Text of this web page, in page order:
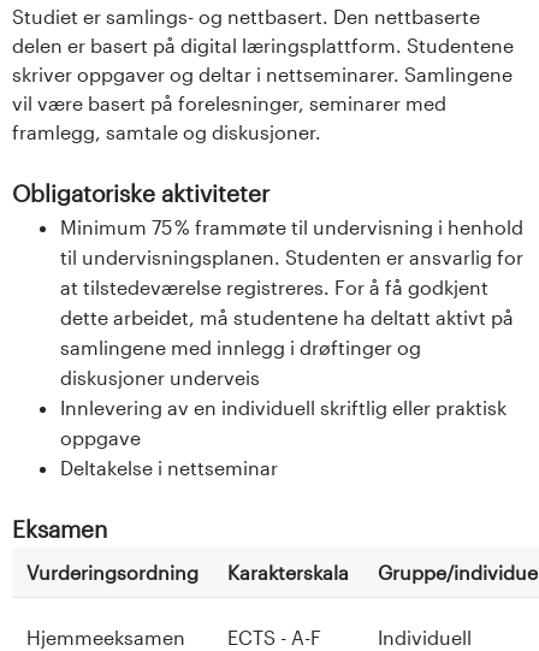
Studiet er samlings- og nettbasert. Den nettbaserte
delen er basert på digital læringsplattform. Studentene
skriver oppgaver og deltar i nettseminarer. Samlingene
vil være basert på forelesninger, seminarer med
framlegg, samtale og diskusjoner.
Obligatoriske aktiviteter
Minimum 75 % frammøte til undervisning i henhold
til undervisningsplanen. Studenten er ansvarlig for
at tilstedeværelse registreres. For å få godkjent
dette arbeidet, må studentene ha deltatt aktivt på
samlingene med innlegg i drøftinger og
diskusjoner underveis
Innlevering av en individuell skriftlig eller praktisk
oppgave
Deltakelse i nettseminar
Eksamen
Vurderingsordning Karakterskala Gruppe/
Hjemmeeksamen ECTS - A-F Individuell